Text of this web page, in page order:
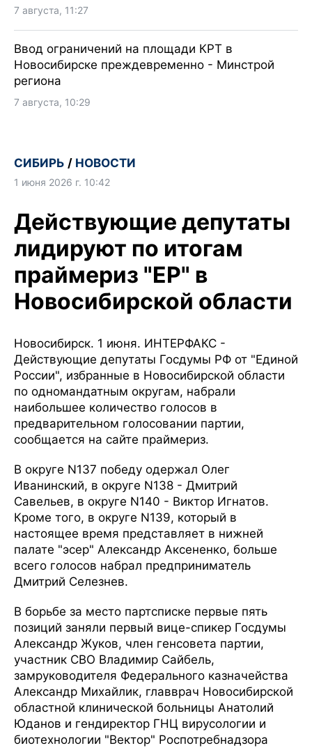
7 августа, 11:27
Ввод ограничений на площади КРТ в
Новосибирске преждевременно - Минстрой
региона
7 августа, 10:29
СИБИРЬ / НОВОСТИ
1 июня 2026 г. 10:42
Действующие депутаты
лидируют по итогам
праймериз "ЕР" в
Новосибирской области
Новосибирск. 1 июня. ИНТЕРФАКС -
Действующие депутаты Госдумы РФ от "Единой
России", избранные в Новосибирской области
по одномандатным округам, набрали
наибольшее количество голосов в
предварительном голосовании партии,
сообщается на сайте праймериз.
В округе N137 победу одержал Олег
Иванинский, в округе N138 - Дмитрий
Савельев, в округе N140 - Виктор Игнатов.
Кроме того, в округе N139, который в
настоящее время представляет в нижней
палате "эсер" Александр Аксененко, больше
всего голосов набрал предприниматель
Дмитрий Селезнев.
В борьбе за место партсписке первые пять
позиций заняли первый вице-спикер Госдумы
Александр Жуков, член генсовета партии,
участник СВО Владимир Сайбель,
замруководителя Федерального казначейства
Александр Михайлик, главврач Новосибирской
областной клинической больницы Анатолий
Юданов и гендиректор ГНЦ вирусологии и
биотехнологии "Вектор" Роспотребнадзора